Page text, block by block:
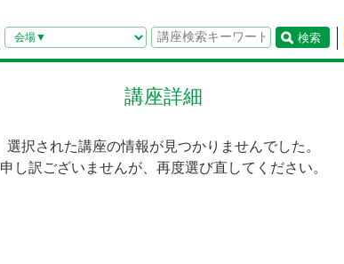
検索
講座詳細
選択された講座の情報が見つかりませんでした。
申し訳ございませんが、再度選び直してください。